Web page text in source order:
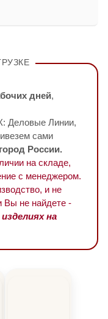
дней,
Деловые Линии,
сами
России.
на складе,
с менеджером.
и не
Вы не найдете -
на